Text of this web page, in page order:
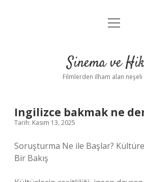
Gizlilik Politikası
Yasal Uyarı
menüyü
Sinema ve
Filmlerden ilham alan
Ingilizce bakmak ne
Tarih: Kasım 13, 2025
Soruşturma Ne ile Başlar?
Bir Bakış